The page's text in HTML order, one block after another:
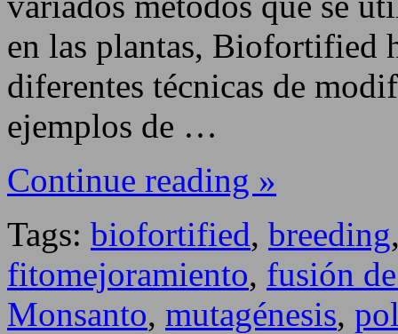
en las plantas, Biofortified
diferentes técnicas de
ejemplos de …
Continue reading »
Tags: biofortified, breeding
fitomejoramiento, fusión
Monsanto, mutagénesis,